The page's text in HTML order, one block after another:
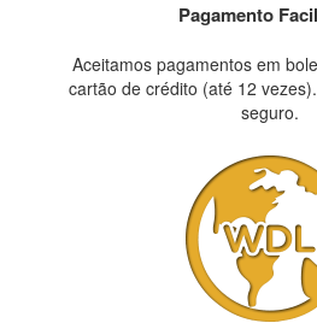
Pagamento
Aceitamos pagamentos em
cartão de crédito (até 12
seguro.